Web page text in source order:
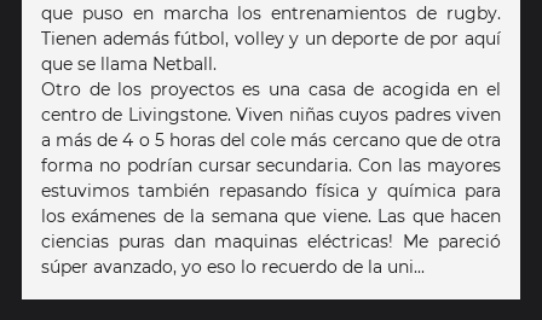
que puso en marcha los entrenamientos de rugby.
Tienen además fútbol, volley y un deporte de por aquí
que se llama Netball.
Otro de los proyectos es una casa de acogida en el
centro de Livingstone. Viven niñas cuyos padres viven
a más de 4 o 5 horas del cole más cercano que de otra
forma no podrían cursar secundaria. Con las mayores
estuvimos también repasando física y química para
los exámenes de la semana que viene. Las que hacen
ciencias puras dan maquinas eléctricas! Me pareció
súper avanzado, yo eso lo recuerdo de la uni...